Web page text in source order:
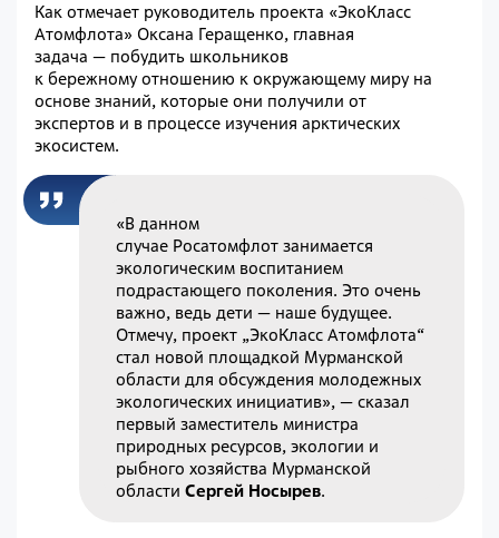
Как отмечает руководитель проекта «ЭкоКласс
Атомфлота» Оксана Геращенко, главная
задача — побудить школьников
к бережному отношению к окружающему миру на
основе знаний, которые они получили от
экспертов и в процессе изучения арктических
экосистем.
«В данном
случае Росатомфлот занимается
экологическим воспитанием
подрастающего поколения. Это очень
важно, ведь дети — наше будущее.
Отмечу, проект „ЭкоКласс Атомфлота“
стал новой площадкой Мурманской
области для обсуждения молодежных
экологических инициатив», — сказал
первый заместитель министра
природных ресурсов, экологии и
рыбного хозяйства Мурманской
областиСергей Носырев.